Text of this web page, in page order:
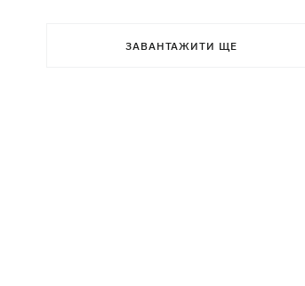
затримання адміну
ЗАВАНТАЖИТИ ЩЕ